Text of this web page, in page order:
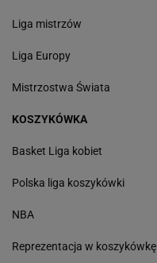
Liga mistrzów
Liga Europy
Mistrzostwa Świata
KOSZYKÓWKA
Basket Liga kobiet
Polska liga koszykówki
NBA
Reprezentacja w koszykówkę